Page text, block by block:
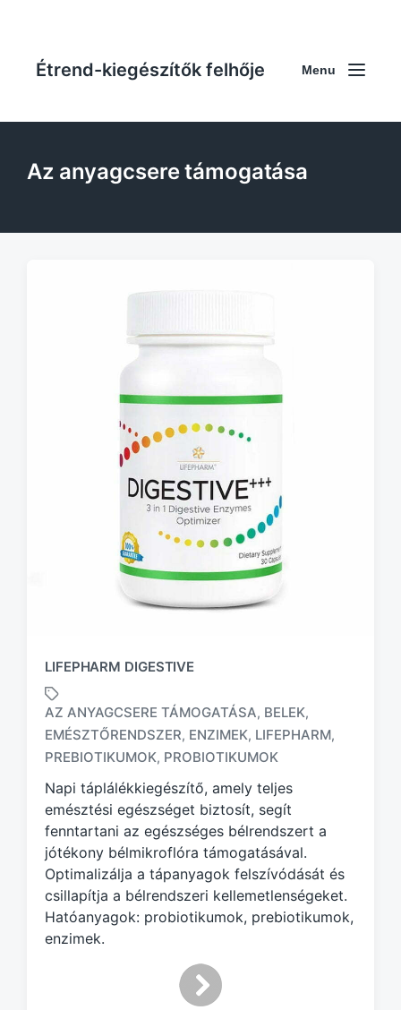
Étrend-kiegészítők felhője Menu
Az anyagcsere támogatása
LIFEPHARM DIGESTIVE
T
a
g
e
d
w
h
AZ ANYAGCSERE TÁMOGATÁSA, BELEK,
EMÉSZTŐRENDSZER, ENZIMEK, LIFEPHARM,
PREBIOTIKUMOK, PROBIOTIKUMOK
Napi táplálékkiegészítő, amely teljes
emésztési egészséget biztosít, segít
fenntartani az egészséges bélrendszert a
jótékony bélmikroflóra támogatásával.
Optimalizálja a tápanyagok felszívódását és
csillapítja a bélrendszeri kellemetlenségeket.
Hatóanyagok: probiotikumok, prebiotikumok,
enzimek.